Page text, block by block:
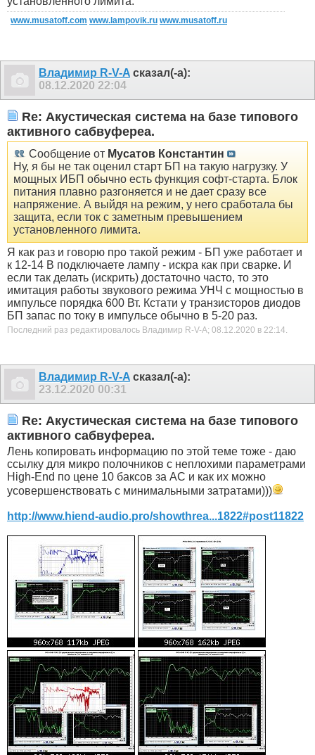
www.musatoff.com www.lampovik.ru www.musatoff.ru
Владимир R-V-A сказал(-а):
08.12.2020 22:04
Re: Акустическая система на базе типового
активного сабвуфереа.
Сообщение от Мусатов Константин
Ну, я бы не так оценил старт БП на такую нагрузку. У
мощных ИБП обычно есть функция софт-старта. Блок
питания плавно разгоняется и не дает сразу все
напряжение. А выйдя на режим, у него сработала бы
защита, если ток с заметным превышением
установленного лимита.
Я как раз и говорю про такой режим - БП уже работает и
к 12-14 В подключаете лампу - искра как при сварке. И
если так делать (искрить) достаточно часто, то это
имитация работы звукового режима УНЧ с мощностью в
импульсе порядка 600 Вт. Кстати у транзисторов диодов
БП запас по току в импульсе обычно в 5-20 раз.
Последний раз редактировалось Владимир R-V-A; 08.12.2020 в 22:14
Владимир R-V-A сказал(-а):
23.12.2020 00:31
Re: Акустическая система на базе типового
активного сабвуфереа.
Лень копировать информацию по этой теме тоже - даю
ссылку для микро полочников с неплохими параметрами
High-End по цене 10 баксов за АС и как их можно
усовершенствовать с минимальными затратами)))
http://www.hiend-audio.pro/showthrea...1822#post11822